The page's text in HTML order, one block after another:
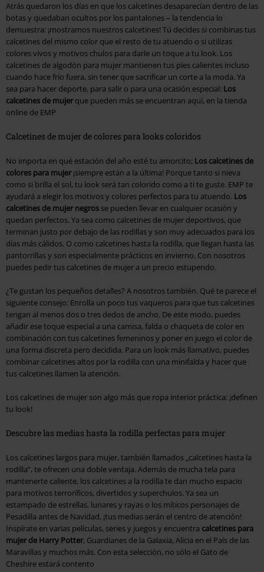
Atrás quedaron los días en que los calcetines desaparecían dentro de las
botas y quedaban ocultos por los pantalones – la tendencia lo
demuestra: ¡mostramos nuestros calcetines! Tú decides si combinas tus
calcetines del mismo color que el resto de tu atuendo o si utilizas
colores vivos y motivos chulos para darle un toque a tu look. Los
calcetines de algodón para mujer mantienen tus pies calientes incluso
cuando hace frío fuera, sin tener que sacrificar un corte a la moda. Ya
sea para hacer deporte, para salir o para una ocasión especial: Los
calcetines de mujerque pueden más se encuentran aquí, en la tienda
online de EMP
Calcetines de mujer de colores para looks coloridos
No importa en qué estación del año esté tu amorcito; Los calcetines de
colores para mujer¡siempre están a la última! Porque tanto si nieva
como si brilla el sol, tu look será tan colorido como a ti te guste. EMP te
ayudará a elegir los motivos y colores perfectos para tu atuendo. Los
calcetines de mujer negros se pueden llevar en cualquier ocasión y
quedan perfectos. Ya sea como calcetines de mujer deportivos, que
terminan justo por debajo de las rodillas y son muy adecuados para los
días más cálidos. O como calcetines hasta la rodilla, que llegan hasta las
pantorrillas y son especialmente prácticos en invierno. Con nosotros
puedes pedir tus calcetines de mujer a un precio estupendo.
¿Te gustan los pequeños detalles? A nosotros también. Qué te parece el
siguiente consejo: Enrolla un poco tus vaqueros para que tus calcetines
tengan al menos dos o tres dedos de ancho. De este modo, puedes
añadir ese toque especial a una camisa, falda o chaqueta de color en
combinación con tus calcetines femeninos y poner en juego el color de
una forma discreta pero decidida. Para un look más llamativo, puedes
combinar calcetines altos por la rodilla con una minifalda y hacer que
tus calcetines llamen la atención.
Los calcetines de mujer son algo más que ropa interior práctica: ¡definen
tu look!
Descubre las medias hasta la rodilla perfectas para mujer
Los calcetines largos para mujer, también llamados „calcetines hasta la
rodilla“, te ofrecen una doble ventaja. Además de mucha tela para
mantenerte caliente, los calcetines a la rodilla te dan mucho espacio
para motivos terroríficos, divertidos y superchulos. Ya sea un
estampado de estrellas, lunares y rayas o los míticos personajes de
Pesadilla antes de Navidad, ¡tus medias serán el centro de atención!
Inspírate en varias películas, series y juegos y encuentra calcetines para
mujer de Harry Potter, Guardianes de la Galaxia, Alicia en el País de las
Maravillas y muchos más. Con esta selección, no sólo el Gato de
Cheshire estará contento